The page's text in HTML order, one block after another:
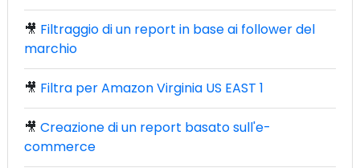
🎥 Filtraggio di un report in base ai follower del
marchio
🎥 Filtra per Amazon Virginia US EAST 1
🎥 Creazione di un report basato sull'e-
commerce